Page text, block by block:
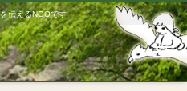
伝えるNGOです